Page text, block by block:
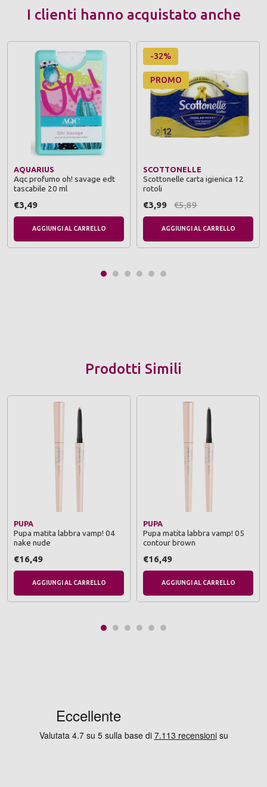
I clienti hanno acquistato anche
AQUARIUS
Aqc profumo oh! savage edt
tascabile 20 ml
€3,49
AGGIUNGI AL CARRELLO
-32%
PROMO
SCOTTONELLE
Scottonelle carta igienica 12
rotoli
€3,99 €5,89
AGGIUNGI AL CARRELLO
Prodotti Simili
PUPA
Pupa matita labbra vamp! 04
nake nude
€16,49
AGGIUNGI AL CARRELLO
PUPA
Pupa matita labbra vamp! 05
contour brown
€16,49
AGGIUNGI AL CARRELLO